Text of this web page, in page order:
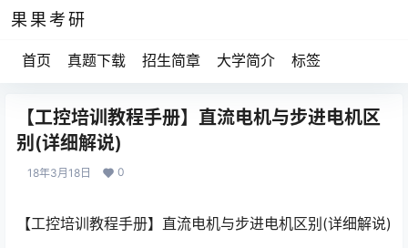
果果考研
首页 真题下载 招生简章 大学简介 标签
【工控培训教程手册】直流电机与步进电机区
别(详细解说)
18年3月18日 0
【工控培训教程手册】直流电机与步进电机区别(详细解说)